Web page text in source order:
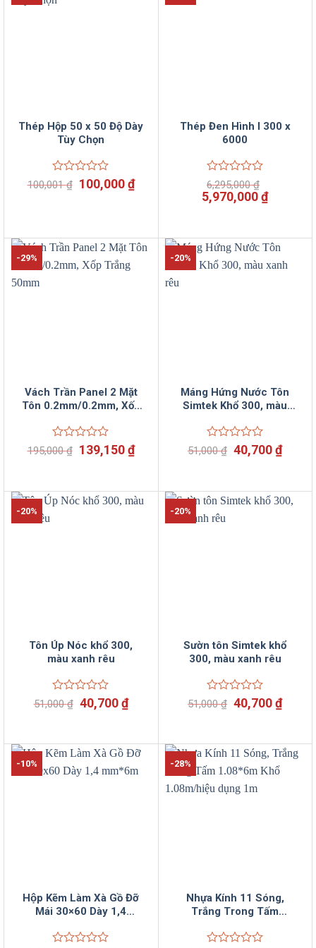
Thép Hộp 50 x 50 Độ Dày
Tùy Chọn
Được
xếp
sao
100,001₫ Giá
100,000₫Giá
hiện
100,000 ₫.
Thép Đen Hình I 300 x
6000
Được
xếp
hạng
sao
6,295,000₫
Giá
gốc
6,295,000 ₫.
5,970,000₫Giá
là:
-29%
Vách Trần Panel 2 Mặt
Tôn 0.2mm/0.2mm, Xốp
Được
xếp
5
sao
195,000₫ Giá
139,150₫Giá
hiện
139,150 ₫.
-20%
Máng Hứng Nước Tôn
Simtek Khổ 300, màu
Được
xếp
5
sao
51,000₫ Giá
gốc
40,700₫Giá
-20%
Tôn Úp Nóc khổ 300,
màu xanh rêu
Được
xếp
5
sao
51,000₫ Giá
gốc
51,000 ₫.
40,700₫Giá
hiện
là:
40,700 ₫.
-20%
Sườn tôn Simtek khổ
300, màu xanh rêu
Được
xếp
5
sao
51,000₫ Giá
gốc
51,000 ₫.
40,700₫Giá
hiện
là:
-10%
Hộp Kẽm Làm Xà Gồ Đỡ
Mái 30×60 Dày 1,4
-28%
Nhựa Kính 11 Sóng,
Trắng Trong Tấm
dụng 1m